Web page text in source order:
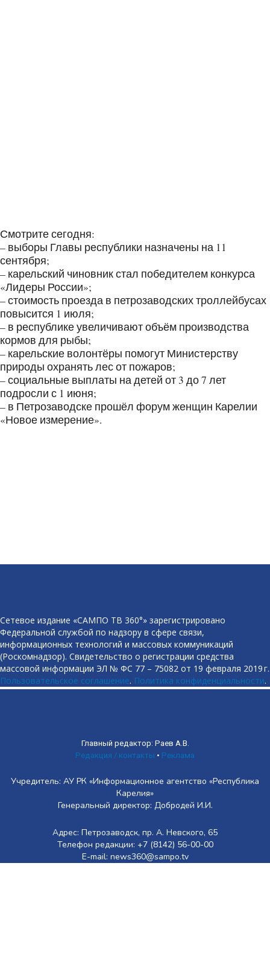
Смотрите сегодня:
– выборы Главы республики назначены на 11
сентября;
– карельский чиновник стал победителем конкурса
«Лидеры России»;
– стоимость проезда в петрозаводских троллейбусах
повысится 1 июля;
– в республике увеличивают объём производства
кормов для рыбы;
– карельские волонтёры помогут Министерству
природы охранять лес от пожаров;
– социальные выплаты на детей от 3 до 7 лет
подросли с 1 июня;
– в Петрозаводске прошёл форум женщин Карелии
«Новое измерение».
Сетевое издание «САМПО ТВ 360°» зарегистрировано
Федеральной службой по надзору в сфере связи,
информационных технологий и массовых коммуникаций
(Роскомнадзор). Свидетельство о регистрации средства
массовой информации ЭЛ № ФС 77 – 75082 от 19 февраля 2019 г.
Пользовательское соглашение. Политика конфиденциальности.
Главный редактор: Раев А.В.
Редакция / контакты • Реклама
Учредитель: АУ РК «Информационное агентство «Республика
Карелия»
Генеральный директор: Добродей И.И.
Адрес: Петрозаводск, пр. А. Невского, 65
Телефон редакции: +7 (8142) 56-00-00
E-mail: news360@sampo.tv